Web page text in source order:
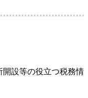
設等の役立つ税務情